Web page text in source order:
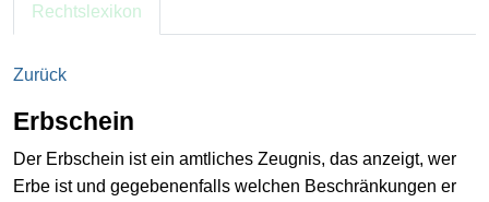
Rechtslexikon
Zurück
Erbschein
Der Erbschein ist ein amtliches Zeugnis, das anzeigt, wer
Erbe ist und gegebenenfalls welchen Beschränkungen er